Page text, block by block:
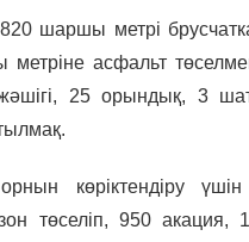
шаршы метрі
асфальт
25 орындық, 3
көріктендіру
төселіп, 950